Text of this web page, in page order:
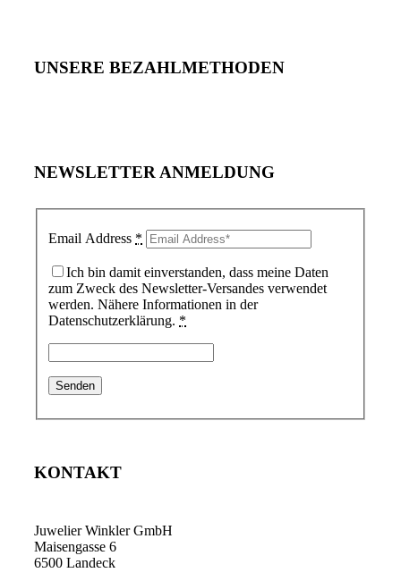
UNSERE BEZAHLMETHODEN
NEWSLETTER ANMELDUNG
Email Address *
Ich bin damit einverstanden, dass meine Daten
zum Zweck des Newsletter-Versandes verwendet
werden. Nähere Informationen in der
Datenschutzerklärung. *
KONTAKT
Juwelier Winkler GmbH
Maisengasse 6
6500 Landeck